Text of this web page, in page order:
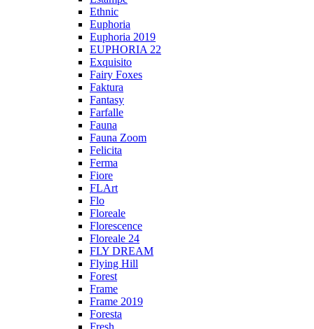
Ethnic
Euphoria
Euphoria 2019
EUPHORIA 22
Exquisito
Fairy Foxes
Faktura
Fantasy
Farfalle
Fauna
Fauna Zoom
Felicita
Ferma
Fiore
FLArt
Flo
Floreale
Florescence
Floreale 24
FLY DREAM
Flying Hill
Forest
Frame
Frame 2019
Foresta
Fresh